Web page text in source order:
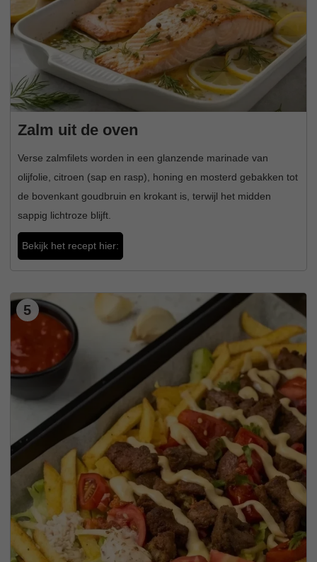
Zalm uit de oven
Verse zalmfilets worden in een glanzende marinade van
olijfolie, citroen (sap en rasp), honing en mosterd gebakken tot
de bovenkant goudbruin en krokant is, terwijl het midden
sappig lichtroze blijft.
Bekijk het recept hier:
5